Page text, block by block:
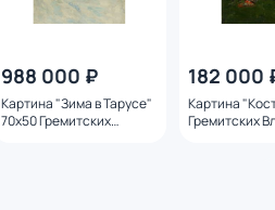
988 000 ₽
Картина "Зима в Тарусе"
70х50 Гремитских
182 000
Картина
Гремитских